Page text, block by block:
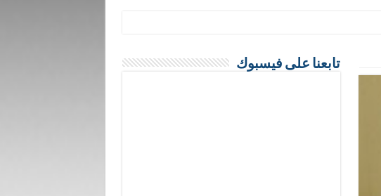
تابعنا على فيسبوك